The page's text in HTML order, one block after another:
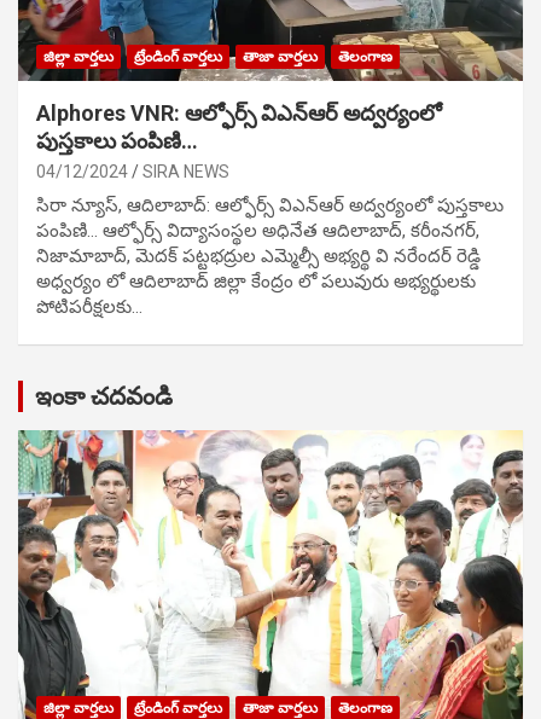
జిల్లా వార్తలు ట్రేండింగ్ వార్తలు తాజా వార్తలు తెలంగాణ
Alphores VNR: ఆల్ఫోర్స్ విఎన్ఆర్ అద్వర్యంలో
పుస్తకాలు పంపిణి…
04/12/2024 SIRA NEWS
సిరా న్యూస్, ఆదిలాబాద్: ఆల్ఫోర్స్ విఎన్ఆర్ అద్వర్యంలో పుస్తకాలు
పంపిణి… ఆల్ఫోర్స్ విద్యాసంస్థల అధినేత ఆదిలాబాద్, కరీంనగర్,
నిజామాబాద్, మెదక్ పట్టభద్రుల ఎమ్మెల్సీ అభ్యర్థి వి నరేందర్ రెడ్డి
అధ్వర్యం లో ఆదిలాబాద్ జిల్లా కేంద్రం లో పలువురు అభ్యర్థులకు
పోటిప‌రీక్ష‌ల‌కు…
ఇంకా చదవండి
జిల్లా వార్తలు ట్రేండింగ్ వార్తలు తాజా వార్తలు తెలంగాణ